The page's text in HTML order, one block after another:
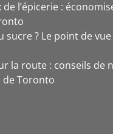
l’épicerie :
sucre ? Le point de vue
la route : conseils de
Toronto